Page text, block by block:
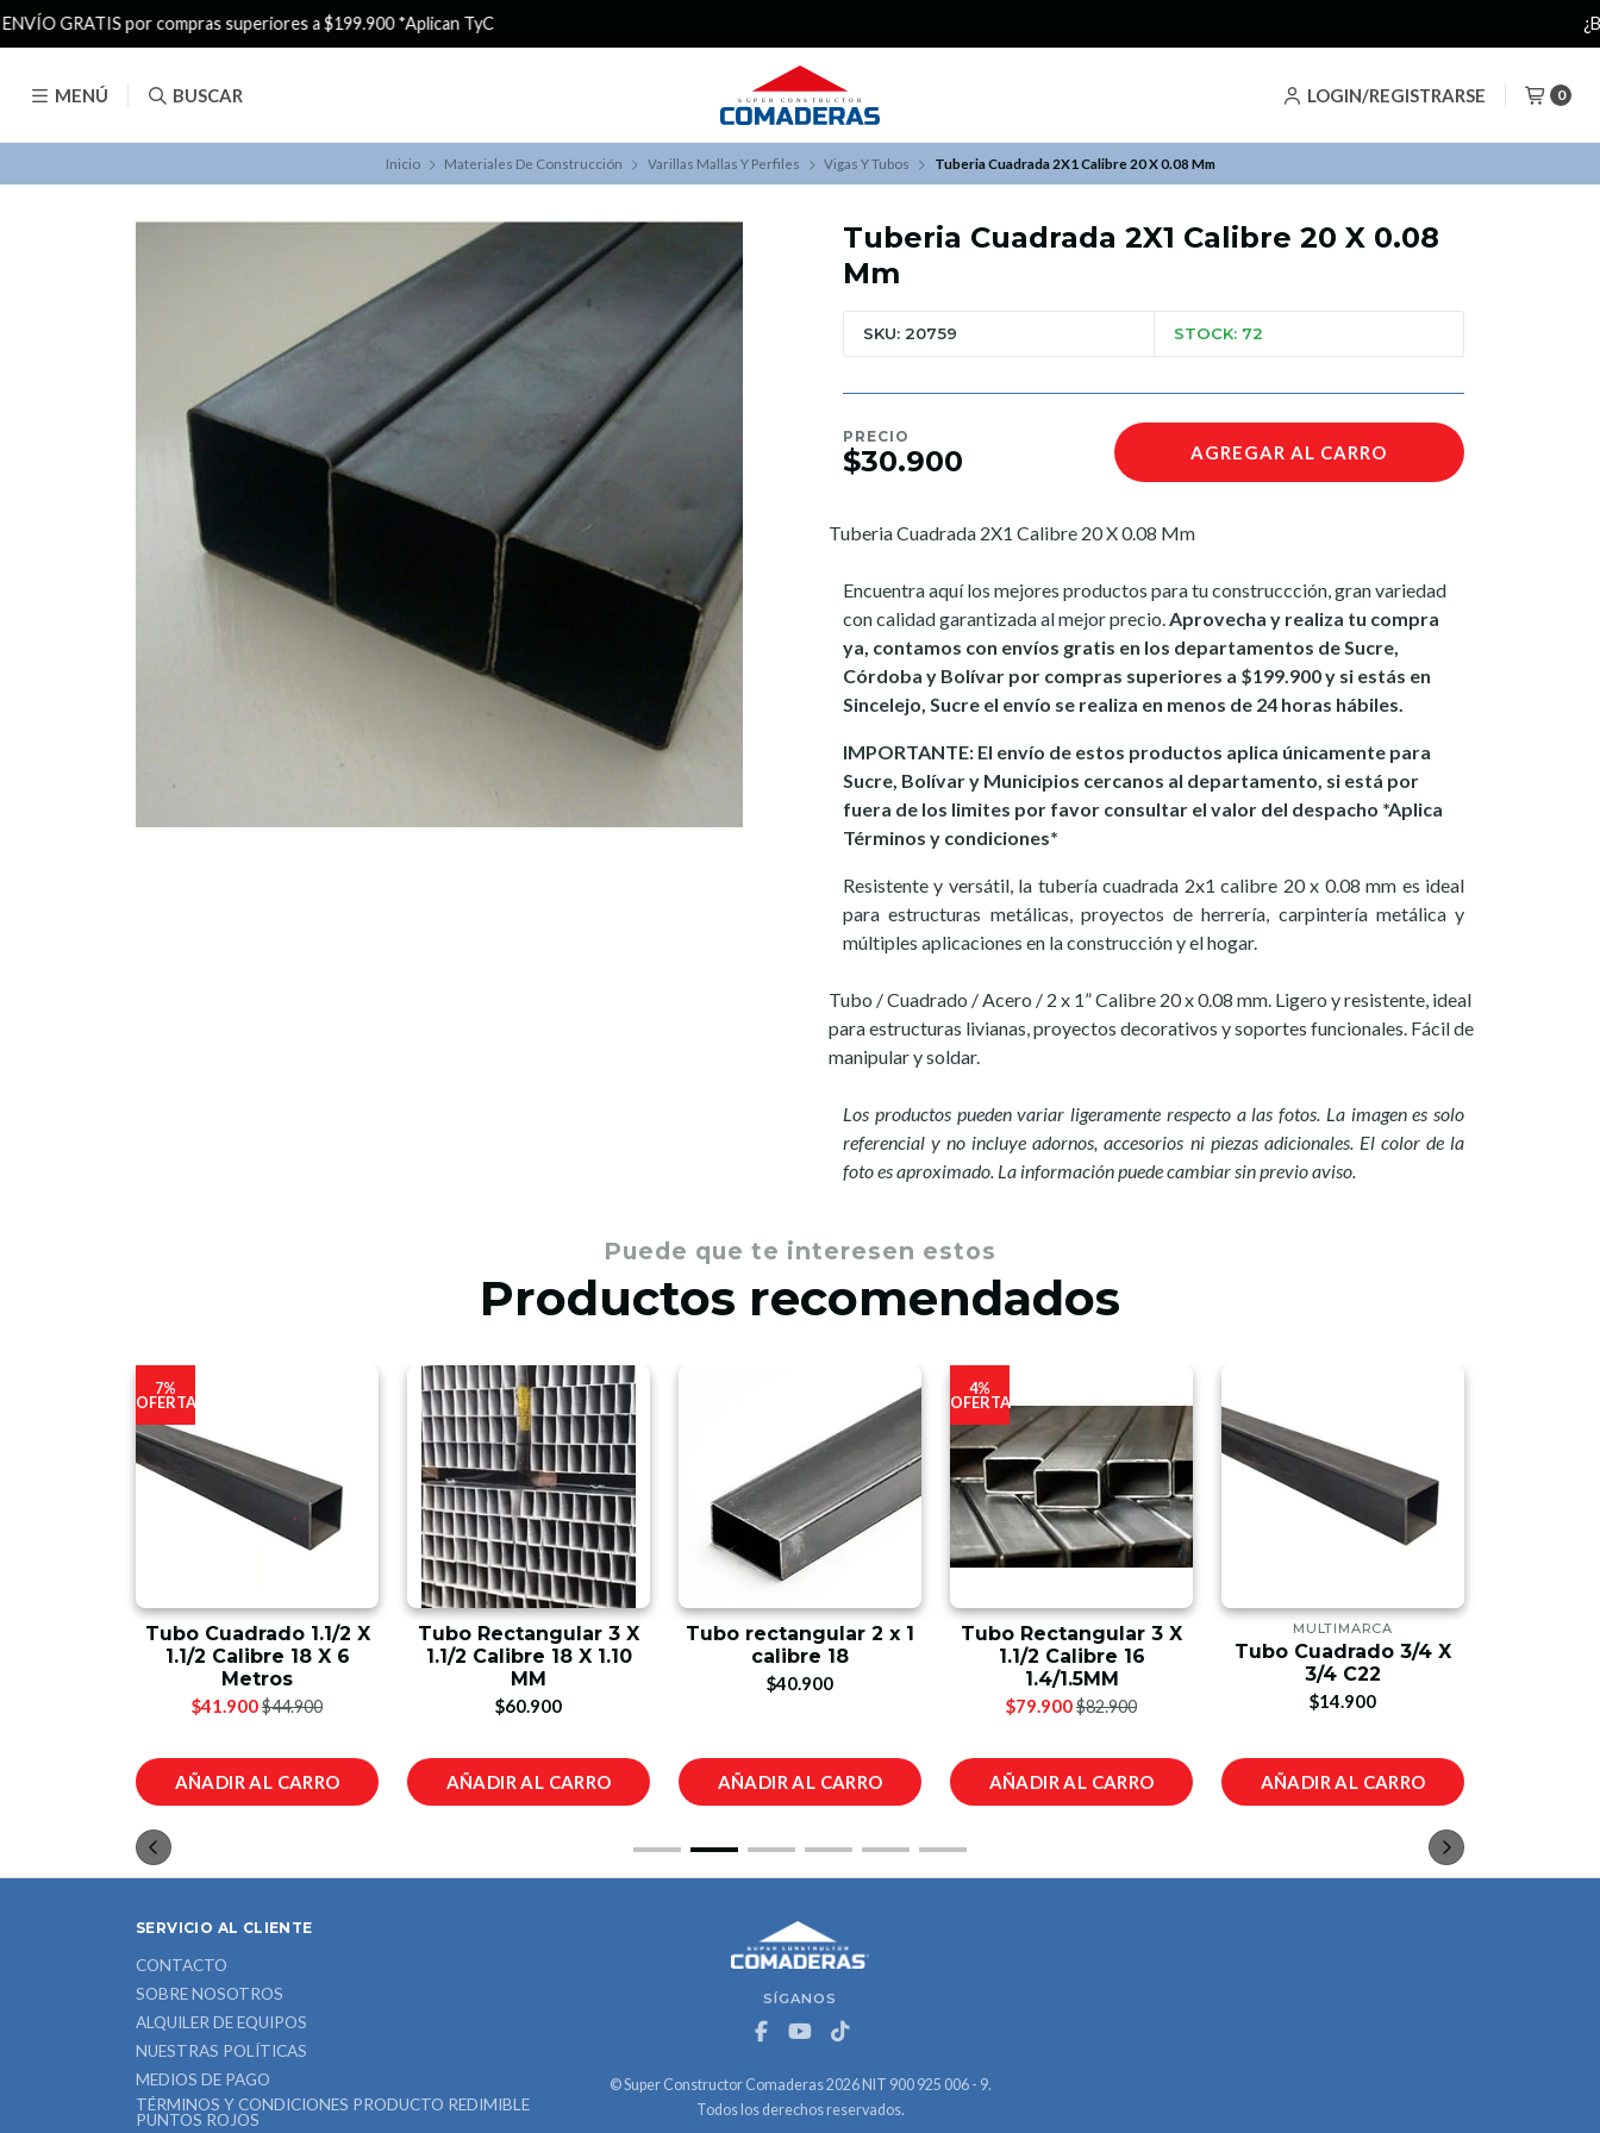
MENÚ BUSCAR LOGIN/REGISTRARSE 0
Inicio Materiales De Construcción Varillas Mallas Y Perfiles Vigas Y Tubos Tuberia Cuadrada 2X1 Calibre 20 X 0.08 Mm
Tuberia Cuadrada 2X1 Calibre 20 X 0.08
Mm
SKU: 20759 STOCK: 72
PRECIO
$30.900 AGREGAR AL CARRO
Tuberia Cuadrada 2X1 Calibre 20 X 0.08 Mm
Encuentra aquí los mejores productos para tu construccción, gran variedad
con calidad garantizada al mejor precio.Aprovecha y realiza tu compra
ya, contamos con envíos gratis en los departamentos de Sucre,
Córdoba y Bolívar por compras superiores a $199.900 y si estás en
Sincelejo, Sucre el envío se realiza en menos de 24 horas hábiles.
IMPORTANTE: El envío de estos productos aplica únicamente para
Sucre, Bolívar y Municipios cercanos al departamento, si está por
fuera de los limites por favor consultar el valor del despacho *Aplica
Términos y condiciones*
Resistente y versátil, la tubería cuadrada 2x1 calibre 20 x 0.08 mm es ideal
para estructuras metálicas, proyectos de herrería, carpintería metálica y
múltiples aplicaciones en la construcción y el hogar.
Tubo / Cuadrado / Acero / 2 x 1” Calibre 20 x 0.08 mm. Ligero y resistente, ideal
para estructuras livianas, proyectos decorativos y soportes funcionales. Fácil de
manipular y soldar.
Los productos pueden variar ligeramente respecto a las fotos. La imagen es solo
referencial y no incluye adornos, accesorios ni piezas adicionales. El color de la
foto es aproximado. La información puede cambiar sin previo aviso.
Puede que te interesen estos
Productos recomendados
7%
OFERTA
Tubo Cuadrado 1.1/2 X
1.1/2 Calibre 18 X 6
Metros
$41.900$44.900
AÑADIR AL CARRO
Tubo Rectangular 3 X
1.1/2 Calibre 18 X 1.10
MM
$60.900
AÑADIR AL CARRO
Tubo rectangular 2 x 1
calibre 18
$40.900
AÑADIR AL CARRO
4%
OFERTA
Tubo Rectangular 3 X
1.1/2 Calibre 16
1.4/1.5MM
$79.900$82.900
AÑADIR AL CARRO
MULTIMARCA
Tubo Cuadrado 3/4 X
3/4 C22
$14.900
AÑADIR AL CARRO
SÍGANOS
© Super Constructor Comaderas 2026 NIT 900 925 006 - 9.
Todos los derechos reservados.
SERVICIO AL CLIENTE
CONTACTO
SOBRE NOSOTROS
ALQUILER DE EQUIPOS
NUESTRAS POLÍTICAS
MEDIOS DE PAGO
TÉRMINOS Y CONDICIONES PRODUCTO REDIMIBLE
PUNTOS ROJOS